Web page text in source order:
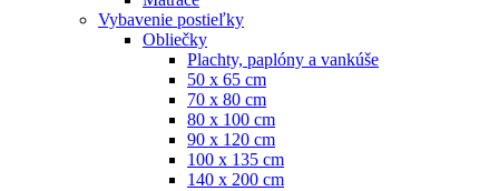
Vybavenie postieľky
Obliečky
Plachty, paplóny a vankúše
50 x 65 cm
70 x 80 cm
80 x 100 cm
90 x 120 cm
100 x 135 cm
140 x 200 cm